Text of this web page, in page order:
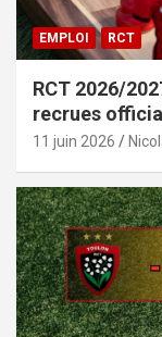
EMPLOI RCT
RCT 2026/
recrues
11 juin 2026